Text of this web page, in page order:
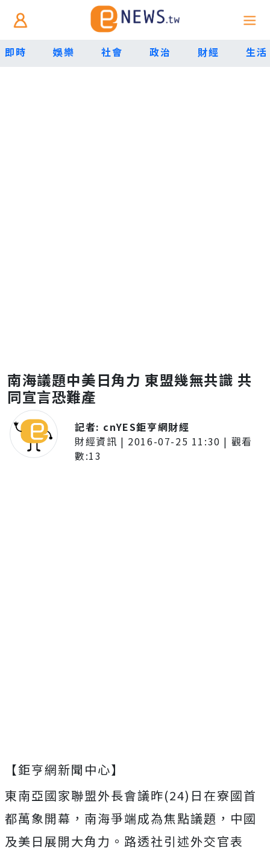
即時 娛樂 社會 政治 財經 生活
南海議題中美日角力 東盟幾無共識 共
同宣言恐難產
記者: cnYES鉅亨網財經
財經資訊 | 2016-07-25 11:30 | 觀看
數:13
【鉅亨網新聞中心】
東南亞國家聯盟外長會議昨(24)日在寮國首
都萬象開幕，南海爭端成為焦點議題，中國
及美日展開大角力。路透社引述外交官表